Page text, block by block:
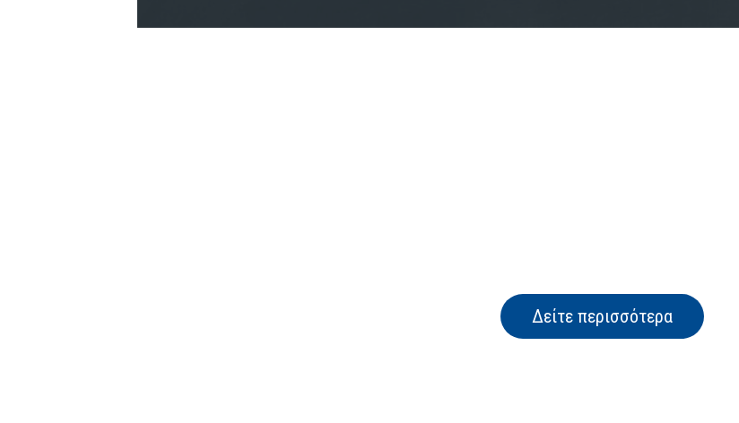
Δείτε περισσότερα